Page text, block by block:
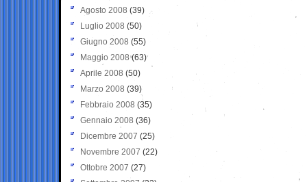
Agosto 2008 (39)
Luglio 2008 (50)
Giugno 2008 (55)
Maggio 2008(63)
Aprile 2008 (50)
Marzo 2008 (39)
Febbraio 2008 (35)
Gennaio 2008 (36)
Dicembre 2007 (25)
Novembre 2007 (22)
Ottobre 2007 (27)